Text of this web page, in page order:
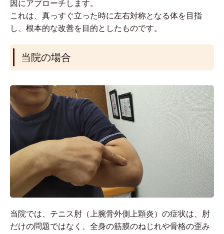
因にアプローチします。
これは、真っすぐ立った時に左右対称となる体を目指
し、根本的な改善を目的としたものです。
当院の場合
当院では、テニス肘（上腕骨外側上顆炎）の症状は、肘
だけの問題ではなく、全身の筋膜のねじれや骨格の歪み